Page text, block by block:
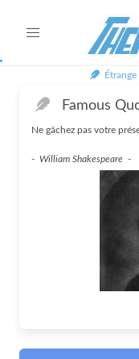
Étrange
Famous
Ne gâchez pas votre
- William Shakespeare -